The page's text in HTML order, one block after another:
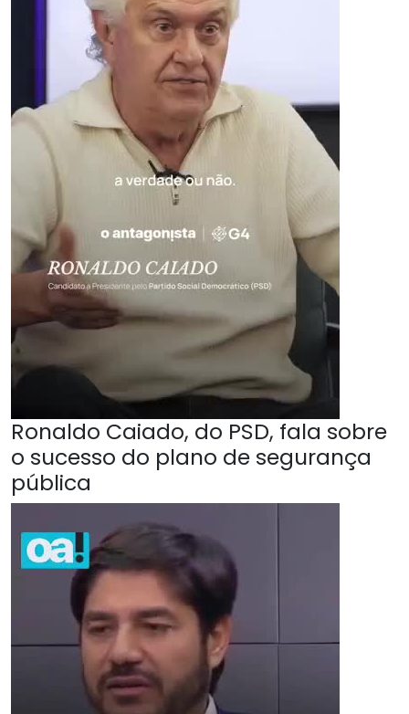
Ronaldo Caiado, do PSD, fala sobre
o sucesso do plano de segurança
pública